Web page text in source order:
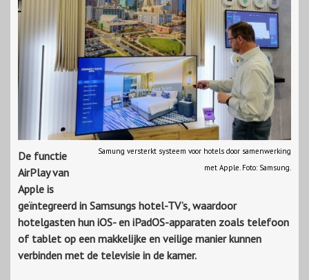
Samung versterkt systeem voor hotels door samenwerking
met Apple. Foto: Samsung.
De functie
AirPlay van
Apple is
geïntegreerd in Samsungs hotel-TV’s, waardoor
hotelgasten hun iOS- en iPadOS-apparaten zoals telefoon
of tablet op een makkelijke en veilige manier kunnen
verbinden met de televisie in de kamer.